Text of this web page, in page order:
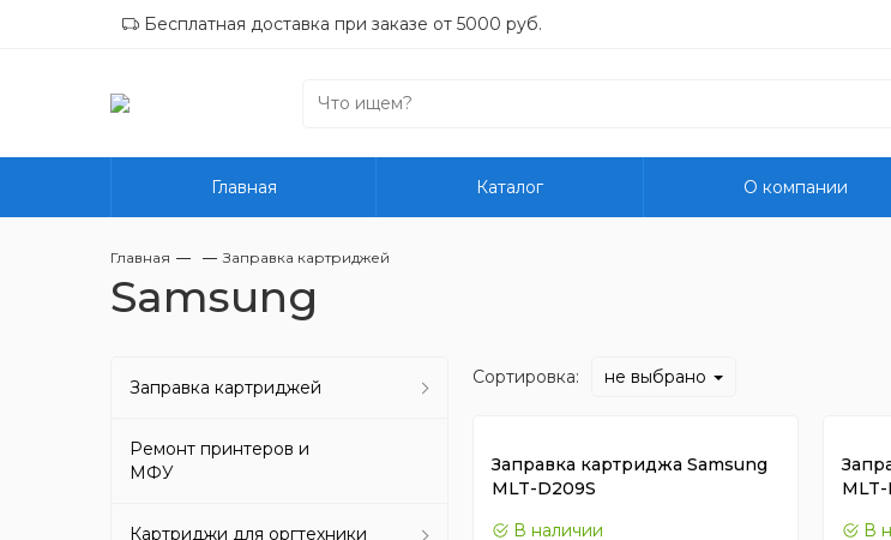
Бесплатная доставка при заказе от 5000 руб.
Главная Каталог О компании
Главная Заправка картриджей
Samsung
Заправка картриджей
Ремонт принтеров и
МФУ
Картриджи для оргтехники
Сортировка: не выбрано
Заправка картриджа Samsung
MLT-D209S
В наличии
В